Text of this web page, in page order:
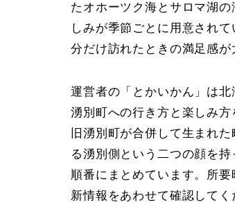
たオホーツク海とサロマ湖
しみが季節ごとに用意され
分だけ訪れたときの満足感が
運営者の「とかいかん」は
湧別町への行き方と楽しみ
旧湧別町が合併して生まれ
る湧別側という二つの顔を
順番にまとめています。所
新情報をあわせて確認してく